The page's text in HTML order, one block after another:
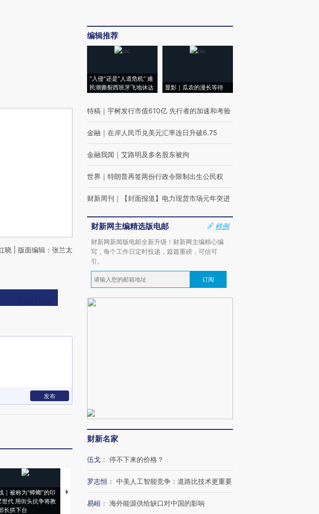
晓 | 版面编辑：张兰太
发布
｜被称为“蟑螂”的印
世代 用街头抗争将教
长拱下台
视线｜“入侵”还是“人道危
机”？难民潮撕裂西班牙
湖北宜昌局部短时降雨
128毫米 紧急转移近
哈尔滨遭遇短时极端强降
编辑推荐
“入侵”还是“人道危机” 难
民潮撕裂西班牙飞地休达
显影｜瓜农的漫长等待
特稿 ｜ 宇树发行市值610亿 先行者的加速和考验
金融 ｜ 在岸人民币兑美元汇率连日升破6.75
金融我闻 ｜ 艾路明及多名股东被拘
世界 ｜ 特朗普再签两份行政令限制出生公民权
财新周刊 ｜ 【封面报道】电力现货市场元年突进
财新网主编精选版电邮
样例
财新网新闻版电邮全新升级！财新网主编精心编
写，每个工作日定时投递，篇篇重磅，可信可
引。
订阅
财新名家
伍戈 ： 停不下来的价格？
罗志恒 ： 中美人工智能竞争：道路比技术更重要
易峘 ： 海外能源供给缺口对中国的影响